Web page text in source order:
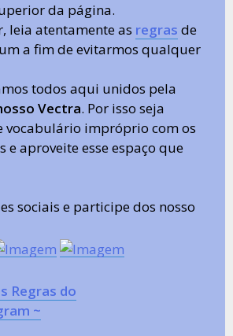
da página.
leia atentamente as regras de
a fim de evitarmos qualquer
todos aqui unidos pela
Vectra. Por isso seja
vocabulário impróprio com os
e aproveite esse espaço que
sociais e participe dos nosso
Regras do
~